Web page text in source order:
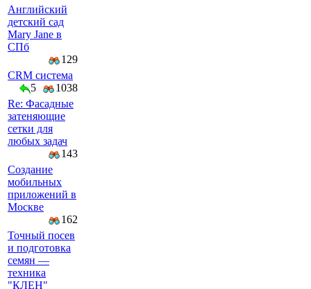
Английский
детский сад
Mary Jane в
СПб
129
CRM система
5
1038
Re: Фасадные
затеняющие
сетки для
любых задач
143
Создание
мобильных
приложений в
Москве
162
Точный посев
и подготовка
семян —
техника
"КЛЕН"